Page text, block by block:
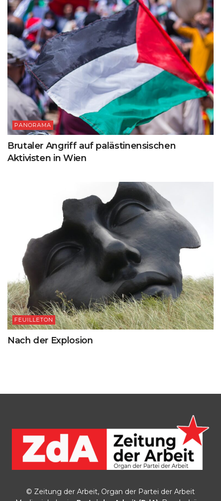
PANORAMA
Brutaler Angriff auf palästinensischen
Aktivisten in Wien
FEUILLETON
Nach der Explosion
© Zeitung der Arbeit, Organ der Partei der Arbeit